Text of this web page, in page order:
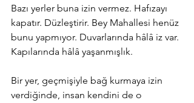
Bazı yerler buna izin vermez. Hafızayı
kapatır. Düzleştirir. Bey Mahallesi henüz
bunu yapmıyor. Duvarlarında hâlâ iz var.
Kapılarında hâlâ yaşanmışlık.
Bir yer, geçmişiyle bağ kurmaya izin
verdiğinde, insan kendini de o